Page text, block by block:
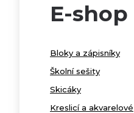
E-shop
Bloky a zápisníky
Školní sešity
Skicáky
Kreslicí a akvarelové